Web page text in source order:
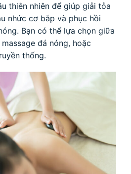
thiên nhiên để giúp giải tỏa
nhức cơ bắp và phục hồi
Bạn có thể lựa chọn giữa
đá nóng, hoặc
thống.